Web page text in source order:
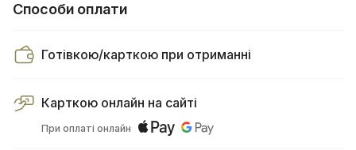
Способи оплати
Готівкою/карткою при отриманні
Карткою онлайн на сайті
При оплаті онлайн